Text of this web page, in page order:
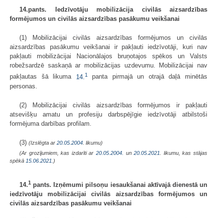
14.pants. Iedzīvotāju mobilizācija civilās aizsardzības
formējumos un civilās aizsardzības pasākumu veikšanai
(1) Mobilizācijai civilās aizsardzības formējumos un civilās
aizsardzības pasākumu veikšanai ir pakļauti iedzīvotāji, kuri nav
pakļauti mobilizācijai Nacionālajos bruņotajos spēkos un Valsts
robežsardzē saskaņā ar mobilizācijas uzdevumu. Mobilizācijai nav
pakļautas šā likuma 14. 1panta pirmajā un otrajā daļā minētās
personas.
(2) Mobilizācijai civilās aizsardzības formējumos ir pakļauti
atsevišķu amatu un profesiju darbspējīgie iedzīvotāji atbilstoši
formējuma darbības profilam.
(3) (Izslēgta ar 20.05.2004 . likumu)
(Ar grozījumiem, kas izdarīti ar 20.05.2004. un20.05.2021
. likumu, kas stājas
spēkā 15.06.2021. )
14.1 pants. Izņēmumi pilsoņu iesaukšanai aktīvajā dienestā un
iedzīvotāju mobilizācijai civilās aizsardzības formējumos un
civilās aizsardzības pasākumu veikšanai